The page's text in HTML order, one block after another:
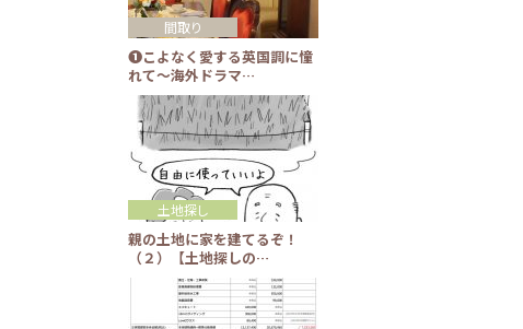
❶こよなく愛する英国調に憧
れて～海外ドラマ…
間取り
親の土地に家を建てるぞ！
（２）【土地探しの…
土地探し